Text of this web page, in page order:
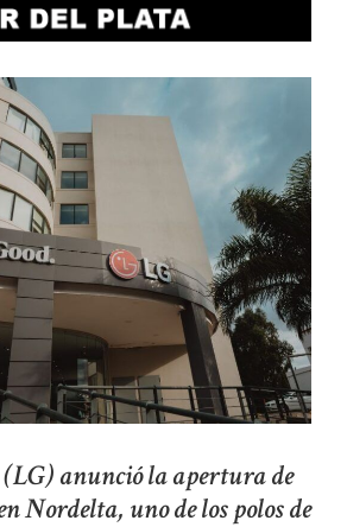
anunció la apertura de
Nordelta, uno de los polos de